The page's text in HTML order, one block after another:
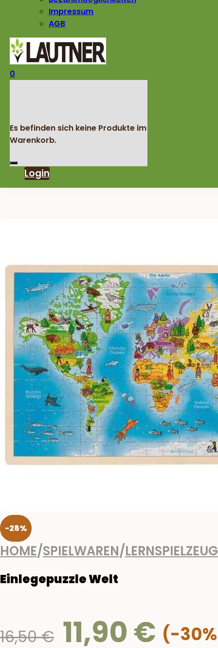
Impressum
AGB
0
Es befinden sich keine Produkte im
Warenkorb.
Login
-28%
HOME/SPIELWAREN/LERNSPIELZEUG
Einlegepuzzle Welt
16,50€ Ursprünglicher
Preis
11,90 €